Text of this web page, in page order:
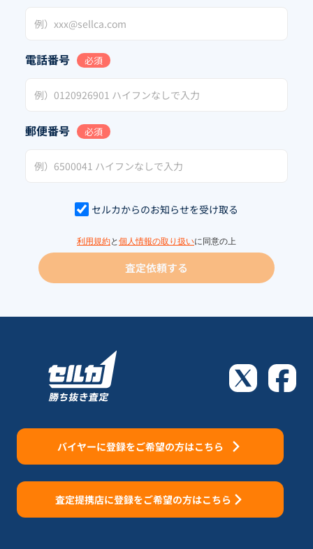
電話番号 必須
郵便番号 必須
セルカからのお知らせを受け取る
利用規約と 個人情報の取り扱いに同意の上
査定依頼する
バイヤーに登録をご希望の方はこちら
査定提携店に登録をご希望の方はこちら